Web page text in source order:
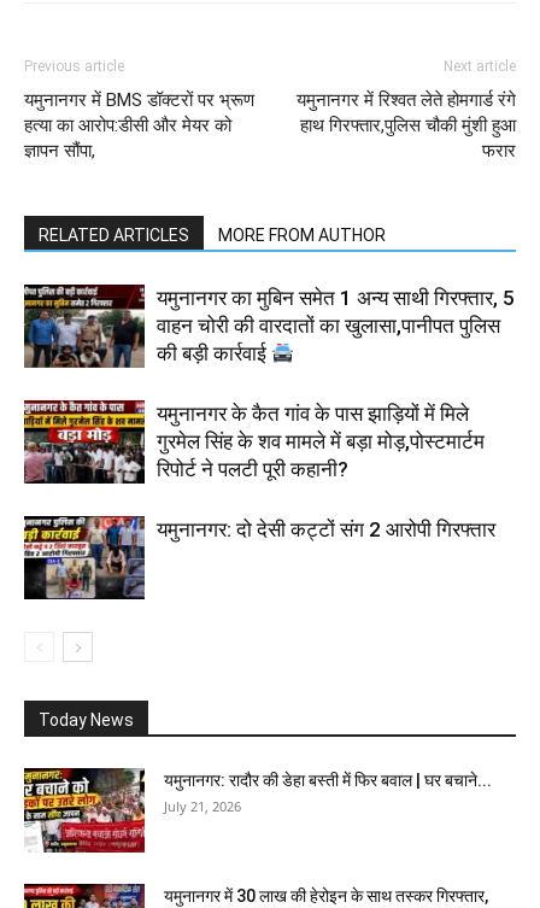
Previous article
यमुनानगर में BMS डॉक्टरों पर भ्रूण
हत्या का आरोप:डीसी और मेयर को
ज्ञापन सौंपा,
Next article
यमुनानगर में रिश्वत लेते होमगार्ड रंगे
हाथ गिरफ्तार,पुलिस चौकी मुंशी हुआ
फरार
RELATED ARTICLES MORE FROM AUTHOR
यमुनानगर का मुबिन समेत 1 अन्य साथी गिरफ्तार, 5
वाहन चोरी की वारदातों का खुलासा,पानीपत पुलिस
की बड़ी कार्रवाई
यमुनानगर के कैत गांव के पास झाड़ियों में मिले
गुरमेल सिंह के शव मामले में बड़ा मोड़,पोस्टमार्टम
रिपोर्ट ने पलटी पूरी कहानी?
यमुनानगर: दो देसी कट्टों संग 2 आरोपी गिरफ्तार
Today News
यमुनानगर: रादौर की डेहा बस्ती में फिर बवाल | घर बचाने...
July 21, 2026
यमुनानगर में 30 लाख की हेरोइन के साथ तस्कर गिरफ्तार,